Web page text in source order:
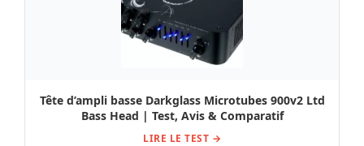
Tête d’ampli basse Darkglass Microtubes 900v2 Ltd
Bass Head | Test, Avis & Comparatif
LIRE LE TEST →